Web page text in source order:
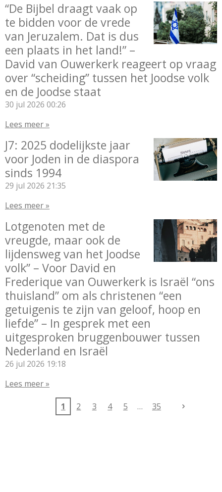
“De Bijbel draagt vaak op
te bidden voor de vrede
van Jeruzalem. Dat is dus
een plaats in het land!” –
David van Ouwerkerk reageert op vraag
over “scheiding” tussen het Joodse volk
en de Joodse staat
30 jul 2026 00:26
Lees meer »
J7: 2025 dodelijkste jaar
voor Joden in de diaspora
sinds 1994
29 jul 2026 21:35
Lees meer »
Lotgenoten met de
vreugde, maar ook de
lijdensweg van het Joodse
volk” – Voor David en
Frederique van Ouwerkerk is Israël “ons
thuisland” om als christenen “een
getuigenis te zijn van geloof, hoop en
liefde” – In gesprek met een
uitgesproken bruggenbouwer tussen
Nederland en Israël
26 jul 2026 19:18
Lees meer »
1 2 3 4 5 35